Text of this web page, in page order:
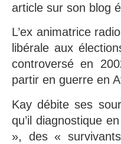
article sur son blog
L’ex animatrice
libérale aux
controversé en
partir en guerre en
Kay débite ses
qu’il diagnostique
», des «